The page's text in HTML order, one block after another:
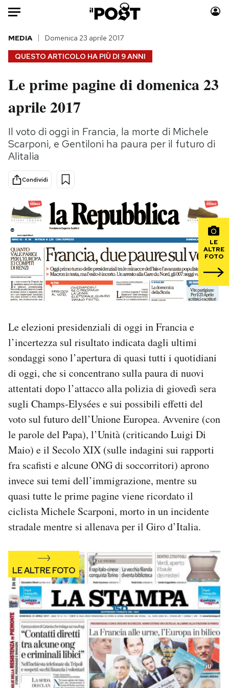
Auto
HOME
Italia
Politica
Tecnologia
Internet
Scienza
Cultura
Economia
Sport
Moda
Storie/Idee
Ok Boomer!
Mondiali calcio 2026
PODCAST
NEWSLETTER
CALENDARIO
AREA PERSONALE
Area Personale
Newsletter
Notifiche mobile
Regala il Post
Hai bisogno di aiuto?
Esci
QUESTO ARTICOLO HA PIÙ DI 9 ANNI
MEDIA Domenica 23 aprile 2017
Le prime pagine di domenica 23
aprile 2017
Il voto di oggi in Francia, la morte di Michele
Scarponi, e Gentiloni ha paura per il futuro di
Alitalia
Condividi
LE
ALTRE
FOTO
Le elezioni presidenziali di oggi in Francia e
l’incertezza sul risultato indicata dagli ultimi
sondaggi sono l’apertura di quasi tutti i quotidiani
di oggi, che si concentrano sulla paura di nuovi
attentati dopo l’attacco alla polizia di giovedì sera
sugli Champs-Elysées e sui possibili effetti del
voto sul futuro dell’Unione Europea. Avvenire (con
le parole del Papa), l’Unità (criticando Luigi Di
Maio) e il Secolo XIX (sulle indagini sui rapporti
fra scafisti e alcune ONG di soccorritori) aprono
invece sui temi dell’immigrazione, mentre su
quasi tutte le prime pagine viene ricordato il
ciclista Michele Scarponi, morto in un incidente
stradale mentre si allenava per il Giro d’Italia.